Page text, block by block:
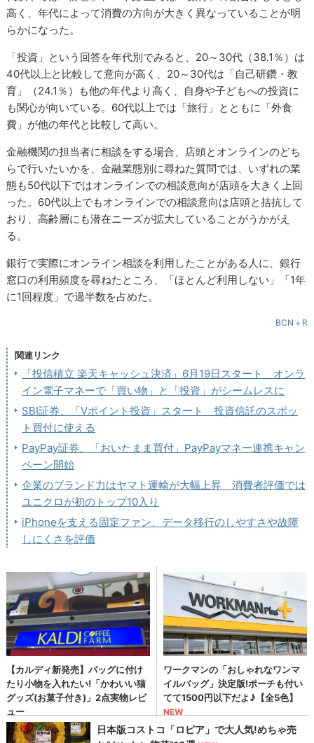
高く、年代によって消費の方向が大きく異なっていることが明
らかになった。
「投資」という回答を年代別でみると、20～30代（38.1％）は
40代以上と比較して意向が高く、20～30代は「自己研鑽・教
育」（24.1％）も他の年代より高く、自身や子どもへの投資に
も関心が向いている。60代以上では「旅行」とともに「外食
費」が他の年代と比較して高い。
金融機関の担当者に相談をする場合、店頭とオンラインのどち
らで行いたいかを、金融業態別に尋ねた質問では、いずれの業
態も50代以下ではオンラインでの相談意向が店頭を大きく上回
った。60代以上でもオンラインでの相談意向は店頭と拮抗して
おり、高齢層にも潜在ニーズが拡大していることがうかがえ
る。
銀行で実際にオンライン相談を利用したことがある人に、銀行
窓口の利用頻度を尋ねたところ、「ほとんど利用しない」「1年
に1回程度」で過半数を占めた。
BCN＋R
関連リンク
「投信積立 楽天キャッシュ決済」6月19日スタート オンラ
イン電子マネーで「買い物」と「投資」がシームレスに
SBI証券、「Vポイント投資」スタート 投資信託のスポッ
ト買付に使える
PayPay証券、「おいたまま買付」PayPayマネー連携キャン
ペーン開始
企業のブランド力はヤマト運輸が大幅上昇 消費者評価では
ユニクロが初のトップ10入り
iPhoneを支える固定ファン、データ移行のしやすさや故障
しにくさを評価